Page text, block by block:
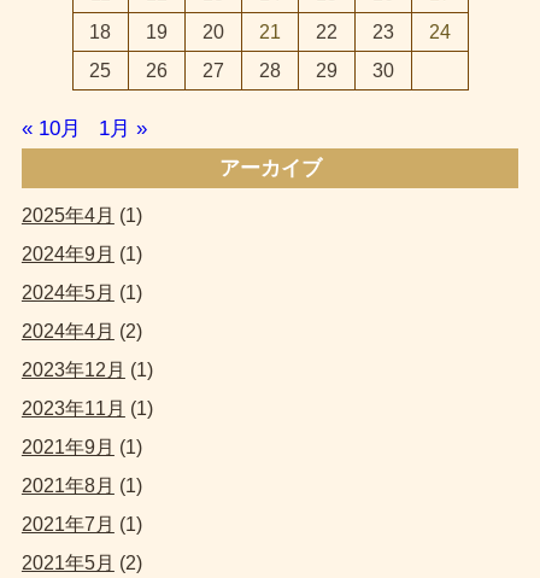
18
19 20 21 22 23
24
25
26 27 28 29 30
« 10月
1月 »
アーカイブ
2025年4月 (1)
2024年9月 (1)
2024年5月 (1)
2024年4月 (2)
2023年12月 (1)
2023年11月 (1)
2021年9月 (1)
2021年8月 (1)
2021年7月 (1)
2021年5月 (2)